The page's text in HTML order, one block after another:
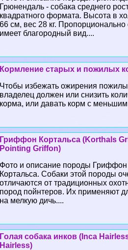
Грюнендаль - собака среднего
квадратного формата. Высота в
66 см, вес 28 кг.
имеет благородный вид....
Кормление старых и пожилых
Чтобы избежать ожирения
владелец должен или снизить
корма, или давать корм с
Гриффон Кортальса (Korthals
Pointing Griffon)
Фото и описание породы Гриффон
Кортальса. Собаки этой породы
отличаются от традиционных
пород пойнтеров. Их применяют
на мелкую дичь....
Гoлая собака инков (Inca
Hairless)